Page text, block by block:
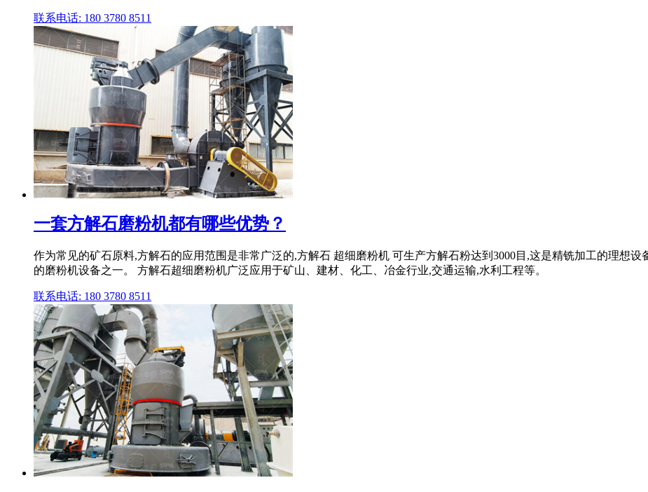
联系电话: 180 3780 8511
一套方解石磨粉机都有哪些优势？
作为常见的矿石原料,方解石的应用范围是非常广泛的,方解石 超细磨粉机 可生产方解石粉达到3000目,这是精铣加工的理想
的磨粉机设备之一。 方解石超细磨粉机广泛应用于矿山、建材、化工、冶金行业,交通运输,水利工程等。
联系电话: 180 3780 8511